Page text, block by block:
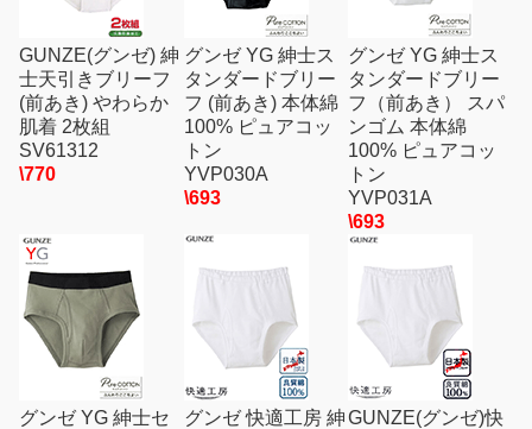
GUNZE(グンゼ) 紳
士天引きブリーフ
(前あき) やわらか
肌着 2枚組
SV61312
\770
グンゼ YG 紳士ス
タンダードブリー
フ (前あき) 本体綿
100% ピュアコッ
トン
YVP030A
\693
グンゼ YG 紳士ス
タンダードブリー
フ（前あき） スパ
ンゴム 本体綿
100% ピュアコッ
トン
YVP031A
\693
グンゼ YG 紳士セ
グンゼ 快適工房 紳GUNZE(グンゼ)快